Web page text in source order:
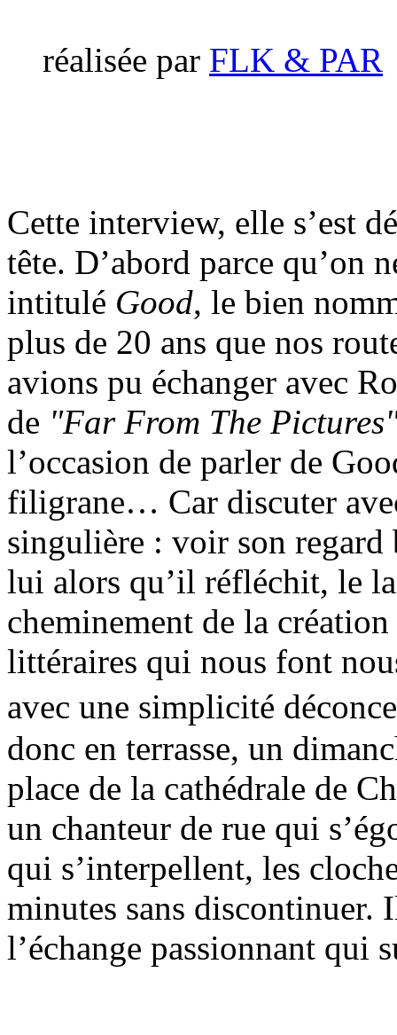
réalisée par FLK & PAR
Cette interview, elle s’est
tête. D’abord parce qu’on
intitulé Good, le bien
plus de 20 ans que nos
avions pu échanger avec
de "Far From The
l’occasion de parler de
filigrane… Car discuter
singulière : voir son regard
lui alors qu’il réfléchit, le
cheminement de la
littéraires qui nous font
avec une simplicité
donc en terrasse, un
place de la cathédrale de
un chanteur de rue qui
qui s’interpellent, les
minutes sans
l’échange passionnant qui